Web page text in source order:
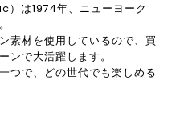
は1974年、ニューヨーク
素材を使用しているので、買
ンで大活躍します。
つで、どの世代でも楽しめる